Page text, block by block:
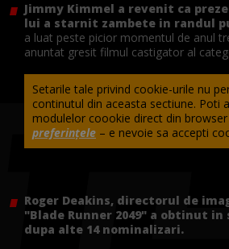
Jimmy Kimmel a revenit ca
lui a starnit zambete in randul
a luat peste picior momentul de anul
anuntat gresit filmul castigator al
Setarile tale privind cookie-urile nu
continutul din aceasta sectiune. Poti
modulelor coookie direct din browser
preferințele – e nevoie sa accepti
Roger Deakins, directorul de
"Blade Runner 2049" a obtinut
dupa alte 14 nominalizari.